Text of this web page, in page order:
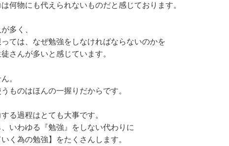
何物にも代えられないものだと感じております。
多く、
ては、なぜ勉強をしなければならないのかを
さんが多いと感じています。
。
ものはほんの一握りだからです。
る過程はとても大事です。
いわゆる『勉強』をしない代わりに
いく為の勉強】をたくさんします。